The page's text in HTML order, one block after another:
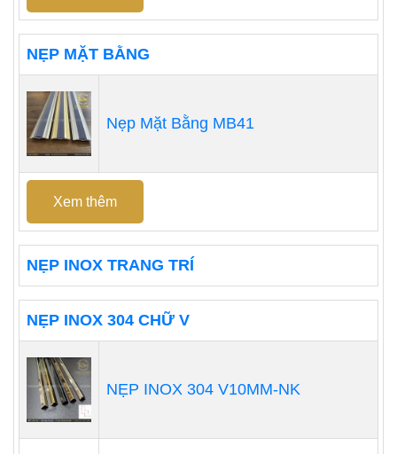
NẸP MẶT BẰNG
Nẹp Mặt Bằng MB41
Xem thêm
NẸP INOX TRANG TRÍ
NẸP INOX 304 CHỮ V
NẸP INOX 304 V10MM-NK